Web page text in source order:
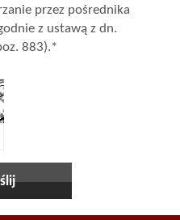
przez pośrednika
z ustawą z dn.
883).*